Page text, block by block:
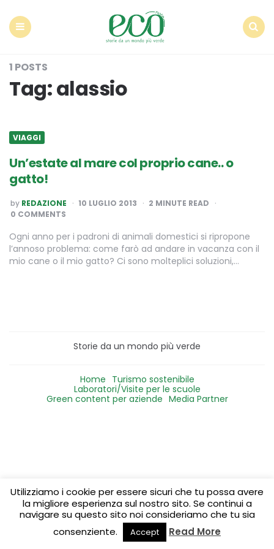
1 POSTS
Tag:alassio
VIAGGI
Un’estate al mare col proprio cane.. o
gatto!
POSTED
BY
by REDAZIONE 10 LUGLIO 2013 2 MINUTE READ
0 COMMENTS
Ogni anno per i padroni di animali domestici si ripropone
l’annoso problema: come farò ad andare in vacanza con il
mio cane o il mio gatto? Ci sono molteplici soluzioni,…
Storie da un mondo più verde
Home Turismo sostenibile
Laboratori/Visite per le scuole
Green content per aziende Media Partner
Utilizziamo i cookie per essere sicuri che tu possa avere
la migliore esperienza sul nostro sito. Se continui a
navigare su questo sito noi consideriamo che tu sia
consenziente.
Accept Read More